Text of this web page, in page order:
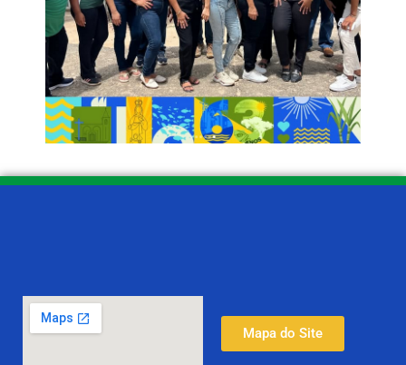
Mapa do Site